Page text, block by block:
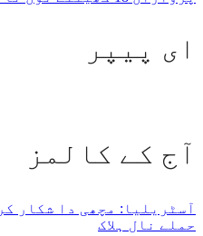
ای پیپر
آج کے کالمز
آسٹریلیا: مچھی دا شکار
حملے نال ہلاک